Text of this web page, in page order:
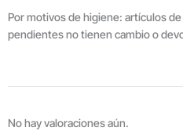
Por motivos de higiene: artículos
pendientes no tienen cambio o
No hay valoraciones aún.